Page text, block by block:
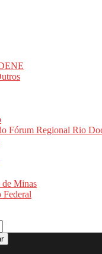
Fórum Regional Rio
de Minas